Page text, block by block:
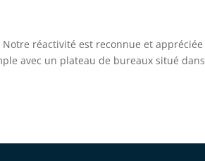
réactivité est reconnue et appréciée
avec un plateau de bureaux situé dans